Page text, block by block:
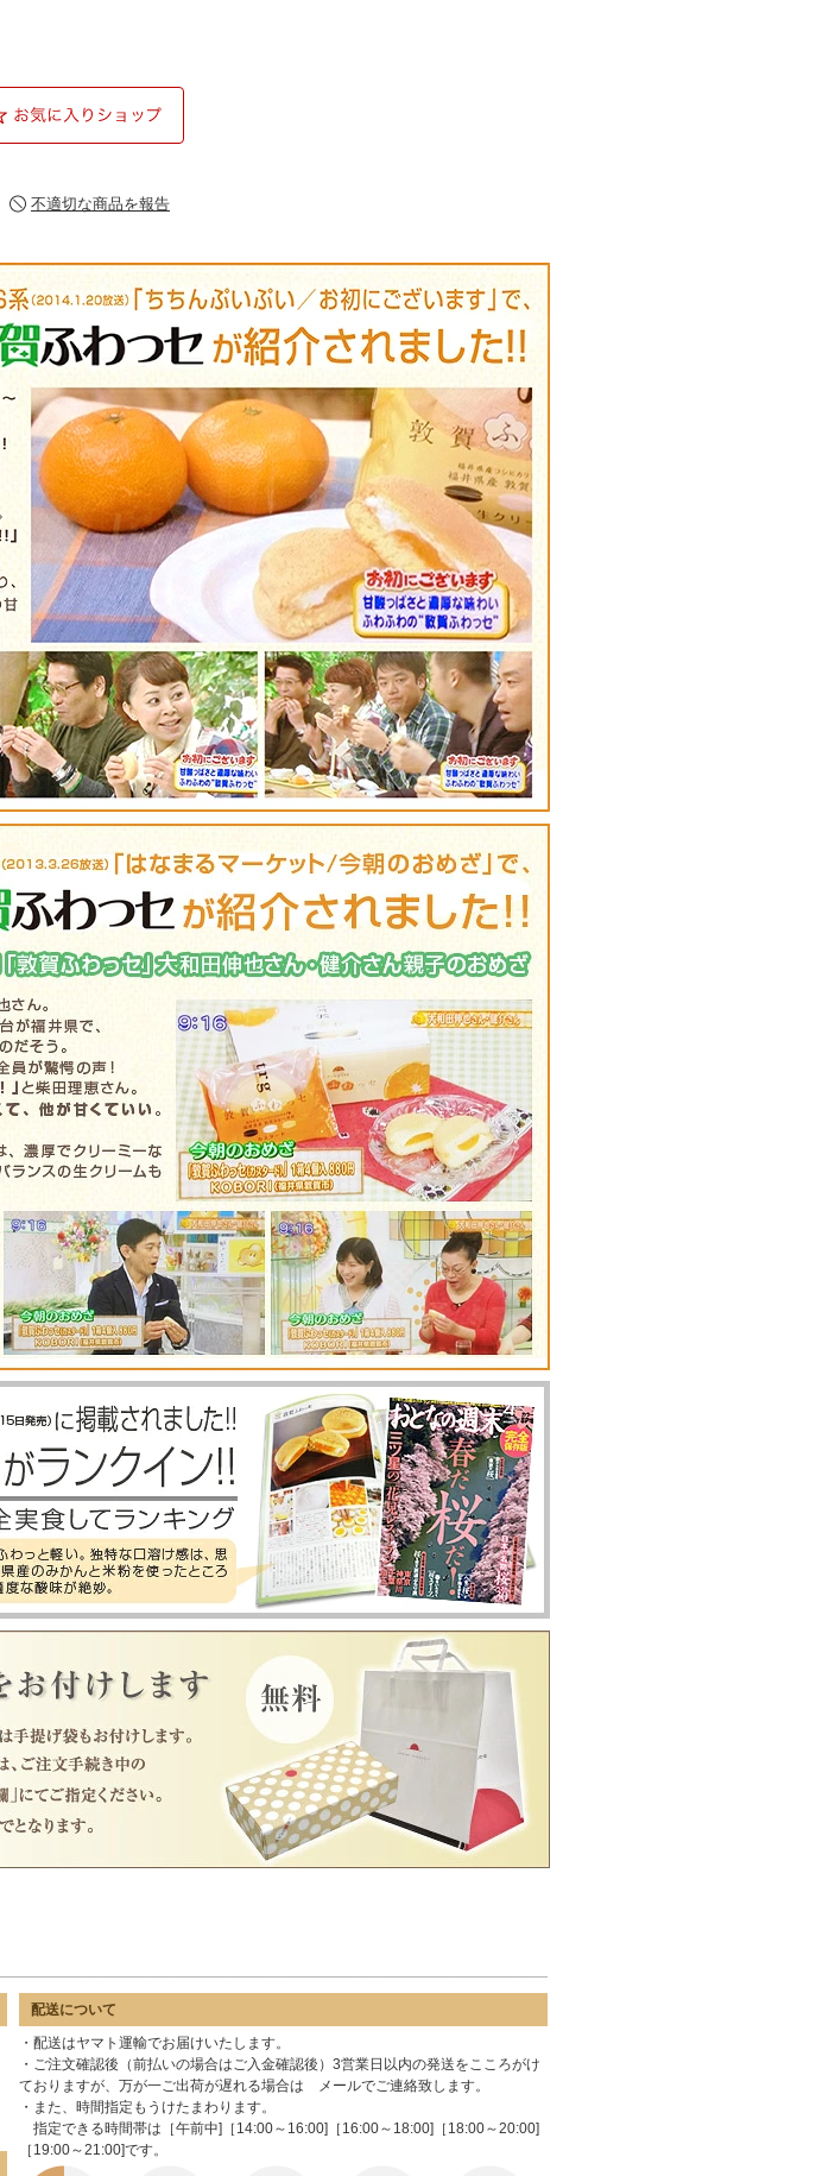
不適切な商品を報告
配送について
・配送はヤマト運輸でお届けいたします。
・ご注文確認後（前払いの場合はご入金確認後）3営業日以内の発送をこころがけ
ておりますが、万が一ご出荷が遅れる場合は メールでご連絡致します。
・また、時間指定もうけたまわります。
指定できる時間帯は［午前中]［14:00～16:00]［16:00～18:00]［18:00～20:00]
［19:00～21:00]です。